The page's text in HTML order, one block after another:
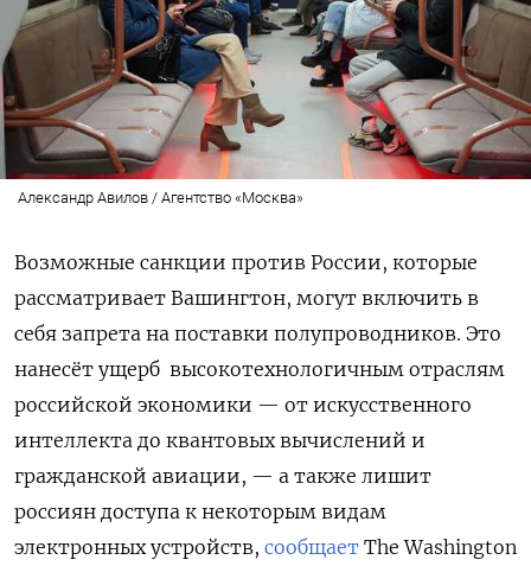
Александр Авилов / Агентство «Москва»
Возможные санкции против России, которые
рассматривает Вашингтон, могут включить в
себя запрета на поставки полупроводников. Это
нанесёт ущерб высокотехнологичным отраслям
российской экономики — от искусственного
интеллекта до квантовых вычислений и
гражданской авиации, — а также лишит
россиян доступа к некоторым видам
электронных устройств, сообщает The Washington